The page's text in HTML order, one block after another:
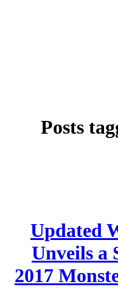
Posts
Updated
Unveils a
2017